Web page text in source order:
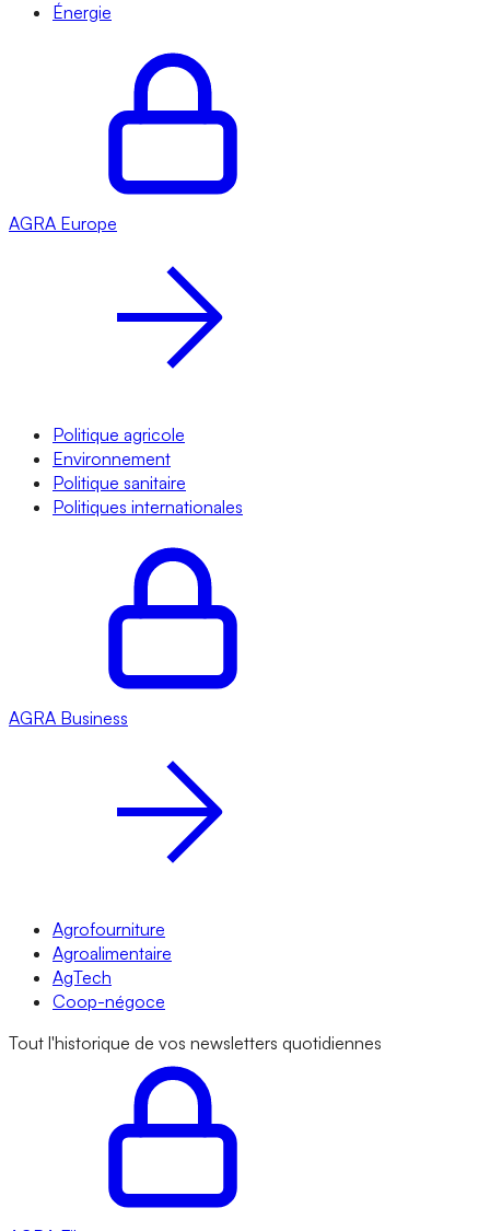
Énergie
AGRA Europe
Politique agricole
Environnement
Politique sanitaire
Politiques internationales
AGRA Business
Agrofourniture
Agroalimentaire
AgTech
Coop-négoce
Tout l'historique de vos newsletters quotidiennes